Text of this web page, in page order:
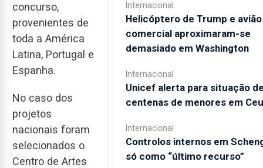
concurso,
provenientes de
toda a América
Latina, Portugal e
Espanha.
No caso dos
projetos
nacionais foram
selecionados o
Centro de Artes
Internacional
Helicóptero de Trump e avião
comercial aproximaram-se
demasiado em Washington
Internacional
Unicef alerta para situação
centenas de menores em
Internacional
Controlos internos em
só como “último recurso”